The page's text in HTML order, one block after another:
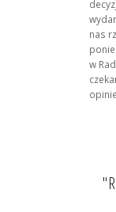
nas
w